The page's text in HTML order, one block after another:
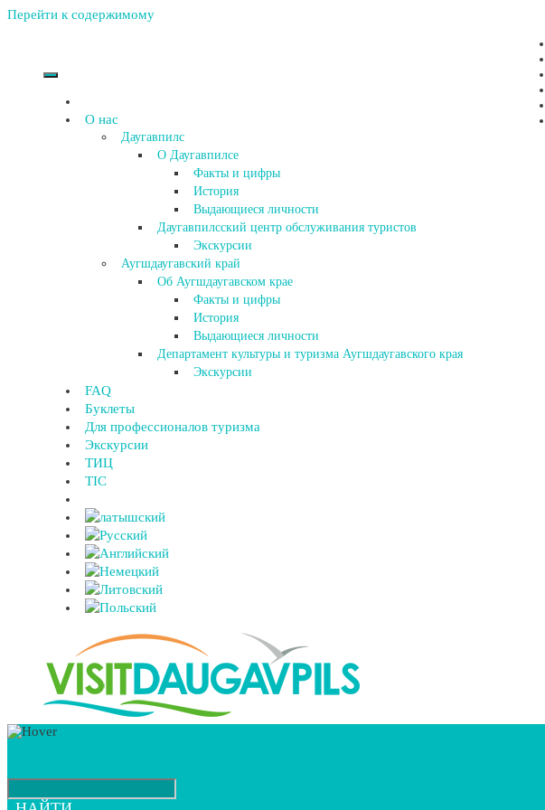
Перейти к содержимому
О нас
Даугавпилс
О Даугавпилсе
Факты и цифры
История
Выдающиеся личности
Даугавпилсский центр обслуживания туристов
Экскурсии
Аугшдаугавский край
Об Аугшдаугавском крае
Факты и цифры
История
Выдающиеся личности
Департамент культуры и туризма Аугшдаугавского края
Экскурсии
FAQ
Буклеты
Для профессионалов туризма
Экскурсии
ТИЦ
TIC